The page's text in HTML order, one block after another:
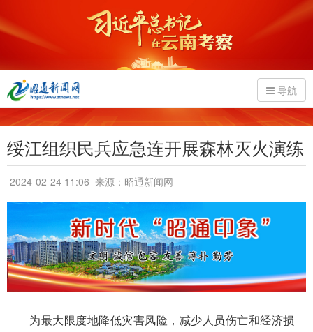
导航
绥江组织民兵应急连开展森林灭火演练
2024-02-24 11:06 来源：昭通新闻网
为最大限度地降低灾害风险，减少人员伤亡和经济损